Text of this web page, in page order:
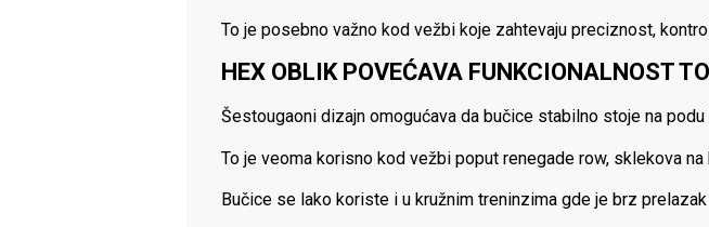
To je posebno važno kod vežbi koje zahtevaju preciznost,
HEX OBLIK POVEĆAVA FUNKCIONALNOST
Šestougaoni dizajn omogućava da bučice stabilno stoje na podu
To je veoma korisno kod vežbi poput renegade row, sklekova
Bučice se lako koriste i u kružnim treninzima gde je brz